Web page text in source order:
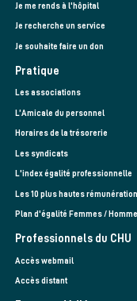
Je me rends à l'hôpital
Je recherche un service
Je souhaite faire un don
Pratique
Les associations
L’Amicale du personnel
Horaires de la trésorerie
Les syndicats
L'index égalité professionnelle
Les 10 plus hautes
Plan d'égalité Femmes /
Professionnels du CHU
Accès webmail
Accès distant